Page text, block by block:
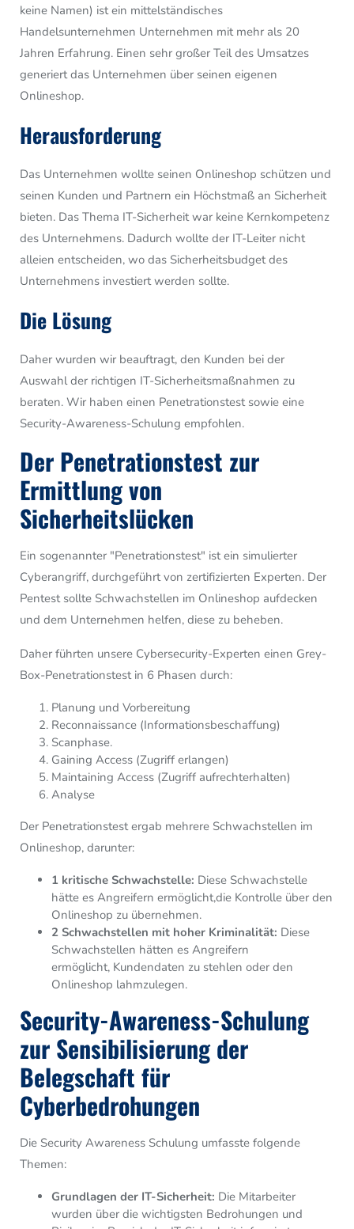
keine Namen) ist ein mittelständisches
Handelsunternehmen Unternehmen mit mehr als 20
Jahren Erfahrung. Einen sehr großer Teil des Umsatzes
generiert das Unternehmen über seinen eigenen
Onlineshop.
Herausforderung
Das Unternehmen wollte seinen Onlineshop schützen und
seinen Kunden und Partnern ein Höchstmaß an Sicherheit
bieten. Das Thema IT-Sicherheit war keine Kernkompetenz
des Unternehmens. Dadurch wollte der IT-Leiter nicht
alleien entscheiden, wo das Sicherheitsbudget des
Unternehmens investiert werden sollte.
Die Lösung
Daher wurden wir beauftragt, den Kunden bei der
Auswahl der richtigen IT-Sicherheitsmaßnahmen zu
beraten. Wir haben einen Penetrationstest sowie eine
Security-Awareness-Schulung empfohlen.
Der Penetrationstest zur
Ermittlung von
Sicherheitslücken
Ein sogenannter "Penetrationstest" ist ein simulierter
Cyberangriff, durchgeführt von zertifizierten Experten. Der
Pentest sollte Schwachstellen im Onlineshop aufdecken
und dem Unternehmen helfen, diese zu beheben.
Daher führten unsere Cybersecurity-Experten einen Grey-
Box-Penetrationstest in 6 Phasen durch:
Planung und Vorbereitung
Reconnaissance (Informationsbeschaffung)
Scanphase.
Gaining Access (Zugriff erlangen)
Maintaining Access (Zugriff aufrechterhalten)
Analyse
Der Penetrationstest ergab mehrere Schwachstellen im
Onlineshop, darunter:
1 kritische Schwachstelle: Diese Schwachstelle
hätte es Angreifern ermöglicht,die Kontrolle über den
Onlineshop zu übernehmen.
2 Schwachstellen mit hoher Kriminalität: Diese
Schwachstellen hätten es Angreifern
ermöglicht, Kundendaten zu stehlen oder den
Onlineshop lahmzulegen.
Security-Awareness-Schulung
zur Sensibilisierung der
Belegschaft für
Cyberbedrohungen
Die Security Awareness Schulung umfasste folgende
Themen:
Grundlagen der IT-Sicherheit: Die Mitarbeiter
wurden über die wichtigsten Bedrohungen und